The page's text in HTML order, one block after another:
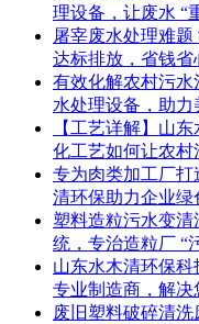
理设备，让废水 “
屠宰废水处理难题
达标排放，省钱省
有效化解农村污
水处理设备，助
【工艺详解】山
化工艺如何让农村
专为肉类加工厂
清环保助力企业绿
塑料造粒污水变
统，专治造粒厂 “
山东水木清环保
专业制造商，解
废旧塑料破碎清